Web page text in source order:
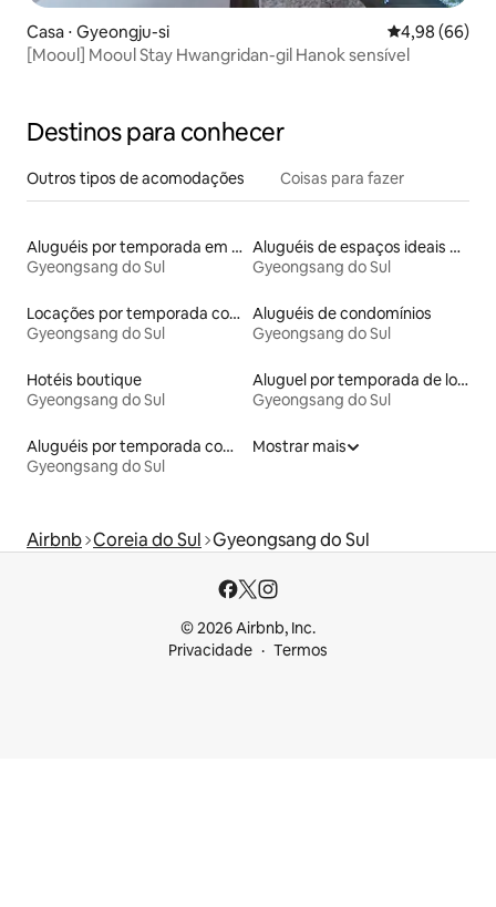
Casa ⋅ Gyeongju-si 4,98 de uma
4,98 (66)
[Mooul] Mooul Stay Hwangridan-gil Hanok sensível
Destinos para conhecer
Outros tipos de acomodações Coisas para fazer
Aluguéis por temporada em acampamentos
Gyeongsang do Sul
Aluguéis de espaços ideais para famílias
Gyeongsang do Sul
Locações por temporada com piscina
Gyeongsang do Sul
Aluguéis de condomínios
Gyeongsang do Sul
Hotéis boutique
Gyeongsang do Sul
Aluguel por temporada de lofts
Gyeongsang do Sul
Aluguéis por temporada com sauna
Gyeongsang do Sul
Mostrar mais
Airbnb Coreia do Sul Gyeongsang do Sul
© 2026 Airbnb, Inc.
Privacidade
Termos